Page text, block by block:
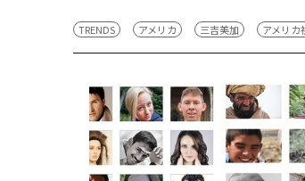
TRENDS アメリカ 三吉美加 アメリカ